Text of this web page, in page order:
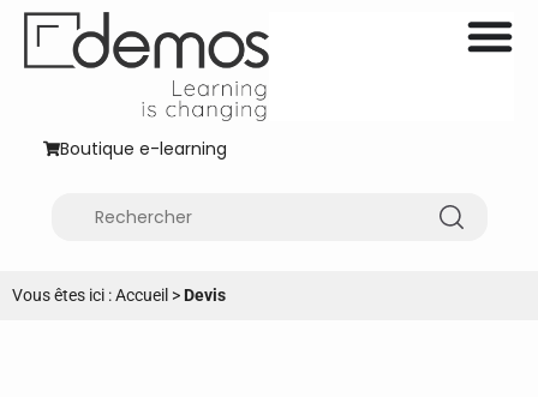
Boutique e-learning
Vous êtes ici :Accueil >Devis